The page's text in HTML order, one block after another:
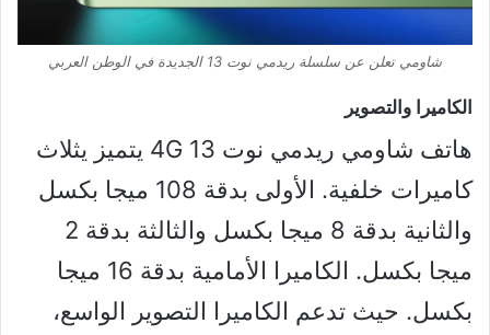
شاومي تعلن عن سلسلة ريدمي نوت 13 الجديدة في الوطن العربي
الكاميرا والتصوير
هاتف شاومي ريدمي نوت 13 4G يتميز يثلاث
كاميرات خلفية. الأولى بدقة 108 ميجا بكسل
والثانية بدقة 8 ميجا بكسل والثالثة بدقة 2
ميجا بكسل. الكاميرا الأمامية بدقة 16 ميجا
بكسل. حيث تدعم الكاميرا التصوير الواسع،